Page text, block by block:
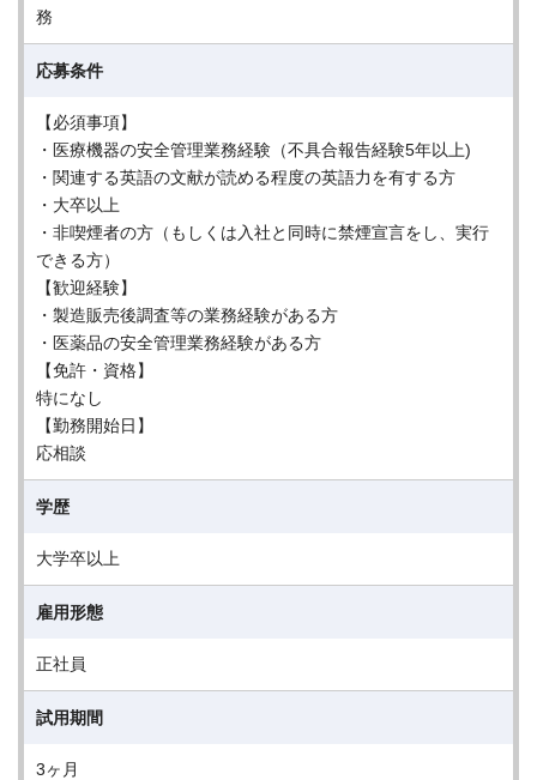
務
応募条件
【必須事項】
・医療機器の安全管理業務経験（不具合報告経験5年以上)
・関連する英語の文献が読める程度の英語力を有する方
・大卒以上
・非喫煙者の方（もしくは入社と同時に禁煙宣言をし、実行
できる方）
【歓迎経験】
・製造販売後調査等の業務経験がある方
・医薬品の安全管理業務経験がある方
【免許・資格】
特になし
【勤務開始日】
応相談
学歴
大学卒以上
雇用形態
正社員
試用期間
3ヶ月